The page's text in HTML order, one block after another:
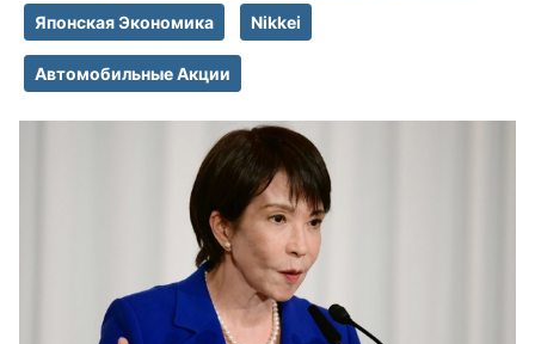
Японская Экономика Nikkei
Автомобильные Акции